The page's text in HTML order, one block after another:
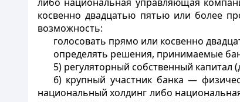
косвенно двадцатью пятью или более
возможность:
голосовать прямо или косвенно
определять решения, принимаемые
5) регуляторный собственный
6) крупный участник банка —
национальный холдинг либо